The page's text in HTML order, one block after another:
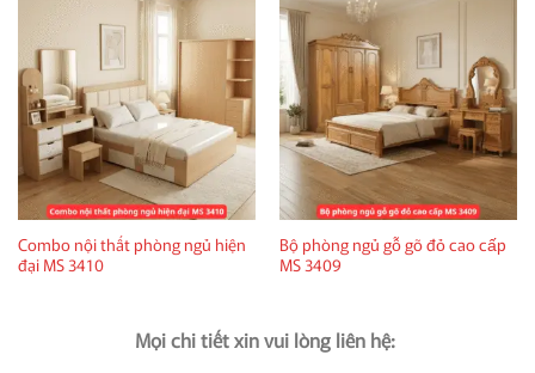
Combo nội thất phòng ngủ hiện
đại MS 3410
Bộ phòng ngủ gỗ gõ đỏ cao cấp
MS 3409
Mọi chi tiết xin vui lòng liên hệ: